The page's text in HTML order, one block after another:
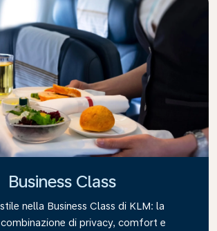
Business Class
nella Business Class di KLM: la
di privacy, comfort e